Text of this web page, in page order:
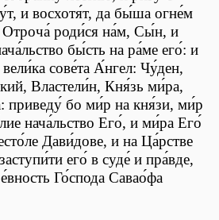
и восхотя́т, да бы́ша огне́м
роди́ся на́м, Сы́н, и
бы́сть на ра́ме его́: и
сове́та А́нгел: Чу́ден,
Властели́н, Кня́зь ми́ра,
приведу́ бо ми́р на кня́зи, ми́р
нача́льство Его́, и ми́ра Его́
Дави́дове, и на Ца́рстве
его́ в суде́ и пра́вде,
Го́спода Савао́фа